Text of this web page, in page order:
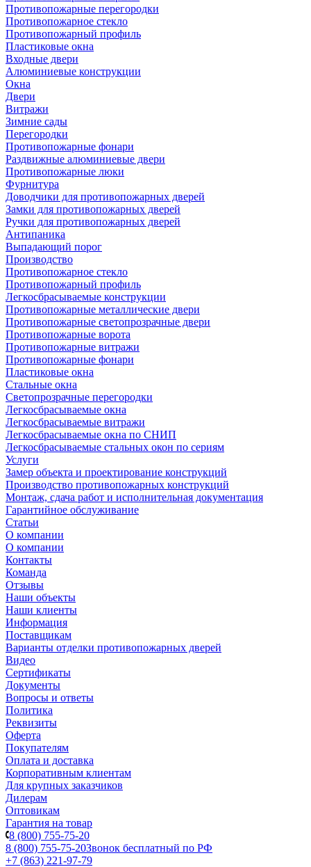
Противопожарные перегородки
Противопожарное стекло
Противопожарный профиль
Пластиковые окна
Входные двери
Алюминиевые конструкции
Окна
Двери
Витражи
Зимние сады
Перегородки
Противопожарные фонари
Раздвижные алюминиевые двери
Противопожарные люки
Фурнитура
Доводчики для противопожарных дверей
Замки для противопожарных дверей
Ручки для противопожарных дверей
Антипаника
Выпадающий порог
Производство
Противопожарное стекло
Противопожарный профиль
Легкосбрасываемые конструкции
Противопожарные металлические двери
Противопожарные светопрозрачные двери
Противопожарные ворота
Противопожарные витражи
Противопожарные фонари
Пластиковые окна
Стальные окна
Светопрозрачные перегородки
Легкосбрасываемые окна
Легкосбрасываемые витражи
Легкосбрасываемые окна по СНИП
Легкосбрасываемые стальных окон по сериям
Услуги
Замер объекта и проектирование конструкций
Производство противопожарных конструкций
Монтаж, сдача работ и исполнительная документация
Гарантийное обслуживание
Статьи
О компании
О компании
Контакты
Команда
Отзывы
Наши объекты
Наши клиенты
Информация
Поставщикам
Варианты отделки противопожарных дверей
Видео
Сертификаты
Документы
Вопросы и ответы
Политика
Реквизиты
Оферта
Покупателям
Оплата и доставка
Корпоративным клиентам
Для крупных заказчиков
Дилерам
Оптовикам
Гарантия на товар
8 (800) 755-75-20
8 (800) 755-75-20Звонок бесплатный по РФ
+7 (863) 221-97-79